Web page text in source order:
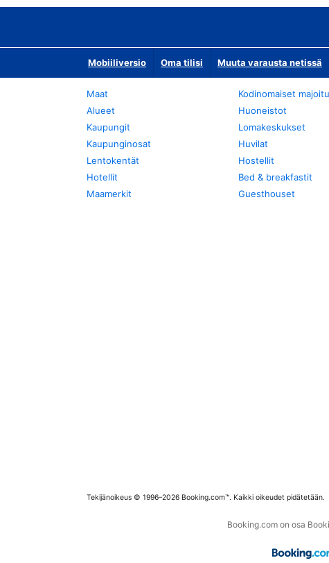
Mobiiliversio Oma tilisi Muuta varausta netissä
Maat
Alueet
Kaupungit
Kaupunginosat
Lentokentät
Hotellit
Maamerkit
Kodinomaiset
Huoneistot
Lomakeskukset
Huvilat
Hostellit
Bed & breakfastit
Guesthouset
Tekijänoikeus © 1996–2026 Booking.com™. Kaikki oikeudet pidätetään.
Booking.com on osa